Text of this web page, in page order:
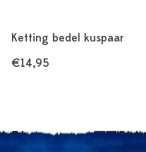
Ketting bedel kuspaar
€14,95